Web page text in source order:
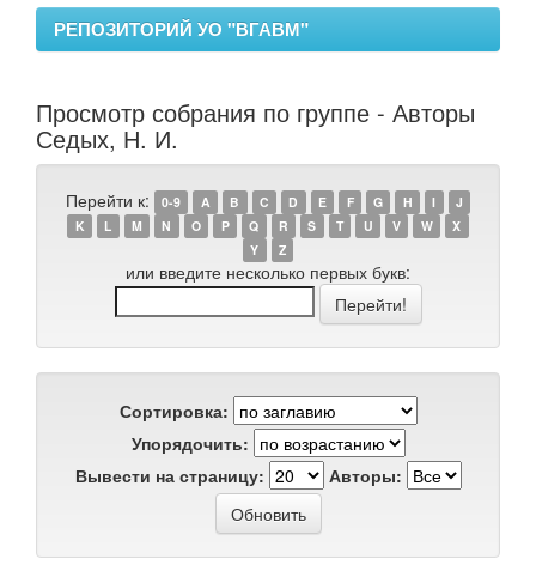
РЕПОЗИТОРИЙ УО "ВГАВМ"
Просмотр собрания по группе - Авторы
Седых, Н. И.
Перейти к: 0-9 A B C D E F G H I
J
K
L M N O P Q R S T U V W
X
Y
Z
или введите несколько первых букв:
Сортировка:
Упорядочить:
Вывести на страницу:
Авторы: